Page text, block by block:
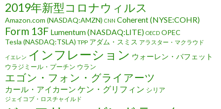
2019年新型コロナウィルス
Amazon.com (NASDAQ:AMZN) CNN Coherent (NYSE:COHR)
Form 13F Lumentum (NASDAQ:LITE) OECD OPEC
Tesla (NASDAQ:TSLA) TPP アダム・スミス アラスター・マクラウド
イエレン インフレーション ウォーレン・バフェット
ウラジミール・プーチン ウラン
エゴン・フォン・グライアーツ
カール・アイカーン ケン・グリフィン シリア
ジェイコブ・ロスチャイルド